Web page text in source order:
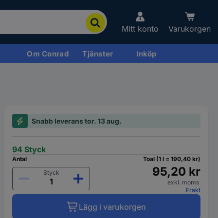
Mitt konto Varukorgen
Om Conrad Tjänster Inköp
Snabb leverans tor. 13 aug.
94 Styck
Antal
Styck
Toal (1 l = 190,40 kr)
95,20 kr
exkl. moms
Frakt
Lägg i varukorgen